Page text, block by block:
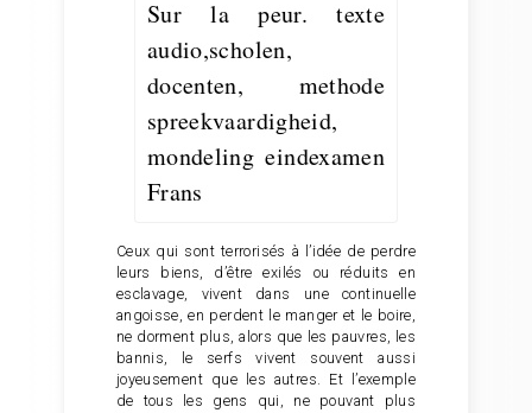
Ceux qui sont terrorisés à l’idée de perdre
leurs biens, d’être exilés ou réduits en
esclavage, vivent dans une continuelle
angoisse, en perdent le manger et le boire,
ne dorment plus, alors que les pauvres, les
bannis, le serfs vivent souvent aussi
joyeusement que les autres. Et l’exemple
de tous les gens qui, ne pouvant plus